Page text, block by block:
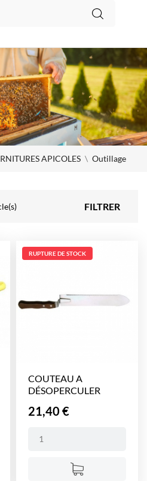
APICOLES Outillage
FILTRER
COUTEAU A
DÉSOPERCULER
Prix
21,40 €
RUPTURE DE STOCK